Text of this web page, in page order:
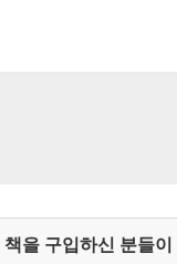
책을 구입하신 분들이